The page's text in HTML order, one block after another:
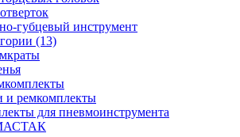
губцевый инструмент
(13)
и ремкомплекты
для пневмоинструмента